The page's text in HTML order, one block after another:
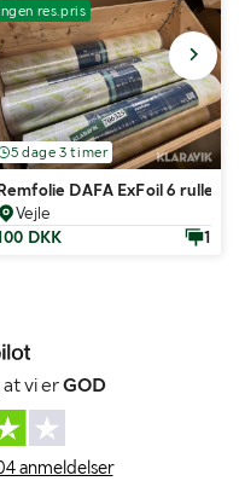
kvadratmeter
res.pris
5 dage 3 timer
DAFA ExFoil 6 ruller
Vejle
DKK
1
vi erGOD
anmeldelser